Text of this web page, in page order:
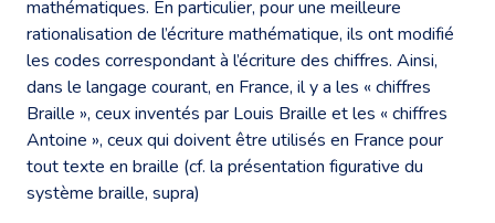
mathématiques. En particulier, pour une meilleure
rationalisation de l’écriture mathématique, ils ont modifié
les codes correspondant à l’écriture des chiffres. Ainsi,
dans le langage courant, en France, il y a les « chiffres
Braille », ceux inventés par Louis Braille et les « chiffres
Antoine », ceux qui doivent être utilisés en France pour
tout texte en braille (cf. la présentation figurative du
système braille, supra)